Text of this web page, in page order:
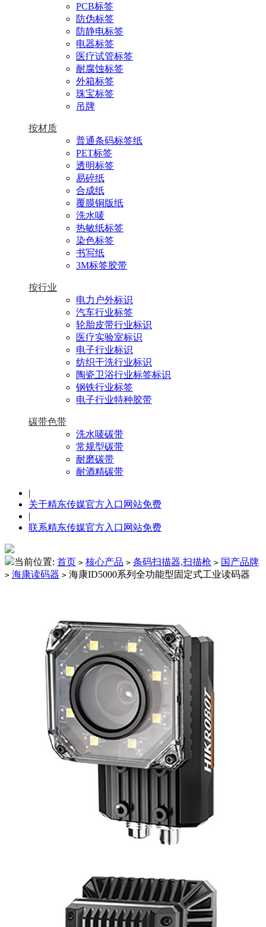
PCB标签
防伪标签
防静电标签
电器标签
医疗试管标签
耐腐蚀标签
外箱标签
珠宝标签
吊牌
按材质
普通条码标签纸
PET标签
透明标签
易碎纸
合成纸
覆膜铜版纸
洗水唛
热敏纸标签
染色标签
书写纸
3M标签胶带
按行业
电力户外标识
汽车行业标签
轮胎皮带行业标识
医疗实验室标识
电子行业标识
纺织干洗行业标识
陶瓷卫浴行业标签标识
钢铁行业标签
电子行业特种胶带
碳带色带
洗水唛碳带
常规型碳带
耐磨碳带
耐酒精碳带
|
关于精东传媒官方入口网站免费
|
联系精东传媒官方入口网站免费
当前位置: 首页 > 核心产品 > 条码扫描器,扫描枪 > 国产品牌
> 海康读码器 > 海康ID5000系列全功能型固定式工业读码器